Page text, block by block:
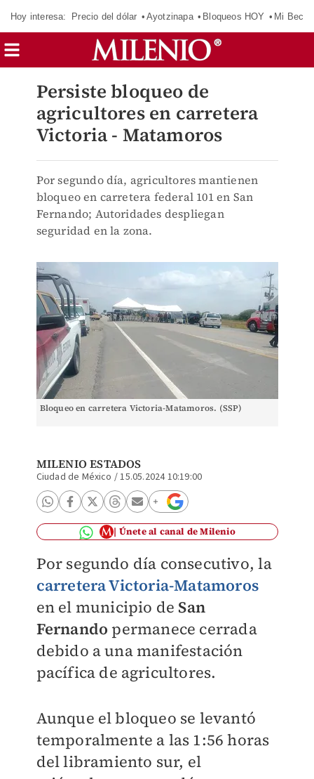
Hoy interesa: Precio del dólar Ayotzinapa Bloqueos HOY Mi Beca
Persiste bloqueo de
agricultores en carretera
Victoria - Matamoros
Por segundo día, agricultores mantienen
bloqueo en carretera federal 101 en San
Fernando; Autoridades despliegan
seguridad en la zona.
Bloqueo en carretera Victoria-Matamoros. (SSP)
MILENIO ESTADOS
Ciudad de México /15.05.2024 10:19:00
Únete al canal de Milenio
Por segundo día consecutivo, la
carretera Victoria-Matamoros
en el municipio de San
Fernando permanece cerrada
debido a una manifestación
pacífica de agricultores.
Aunque el bloqueo se levantó
temporalmente a las 1:56 horas
del libramiento sur, el